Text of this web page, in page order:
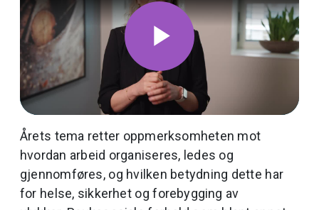
Play
Video
Årets tema retter oppmerksomheten mot
hvordan arbeid organiseres, ledes og
gjennomføres, og hvilken betydning dette har
for helse, sikkerhet og forebygging av